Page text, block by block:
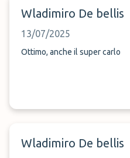
Wladimiro De bellis
13/07/2025
Ottimo, anche il super carlo
Wladimiro De bellis